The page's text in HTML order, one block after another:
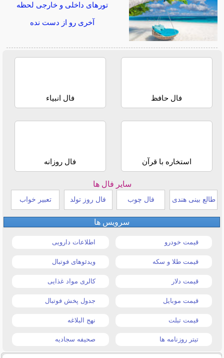
تورهای داخلی و خارجی لحظه
آخری رو از دست نده
فال حافظ فال انبیاء
استخاره با قرآن فال روزانه
سایر فال ها
طالع بینی هندی فال چوب فال روز تولد تعبیر خواب
سرویس ها
قیمت خودرو اطلاعات دارویی
قیمت طلا و سکه ویدئوهای فوتبال
قیمت دلار کالری مواد غذایی
قیمت موبایل جدول پخش فوتبال
قیمت تبلت نهج البلاغه
تیتر روزنامه ها صحیفه سجادیه